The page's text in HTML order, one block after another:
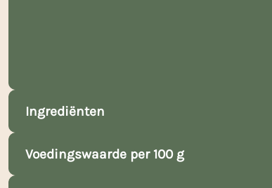
Ingrediënten
Voedingswaarde per 100 g